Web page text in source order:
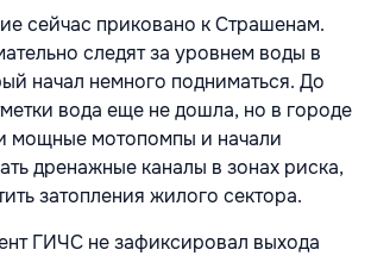
сейчас приковано к Страшенам.
следят за уровнем воды в
начал немного подниматься. До
вода еще не дошла, но в городе
мощные мотопомпы и начали
дренажные каналы в зонах риска,
затопления жилого сектора.
ГИЧС не зафиксировал выхода